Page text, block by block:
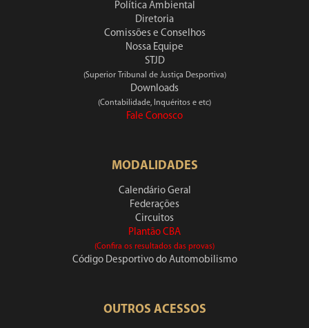
Política Ambiental
Diretoria
Comissões e Conselhos
Nossa Equipe
STJD
(Superior Tribunal de Justiça Desportiva)
Downloads
(Contabilidade, Inquéritos e etc)
Fale Conosco
MODALIDADES
Calendário Geral
Federações
Circuitos
Plantão CBA
(Confira os resultados das provas)
Código Desportivo do Automobilismo
OUTROS ACESSOS